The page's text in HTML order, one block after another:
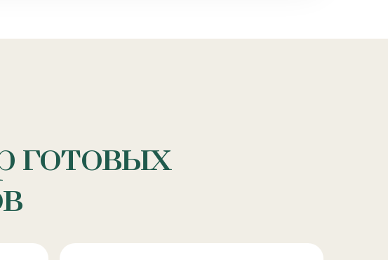
готовых